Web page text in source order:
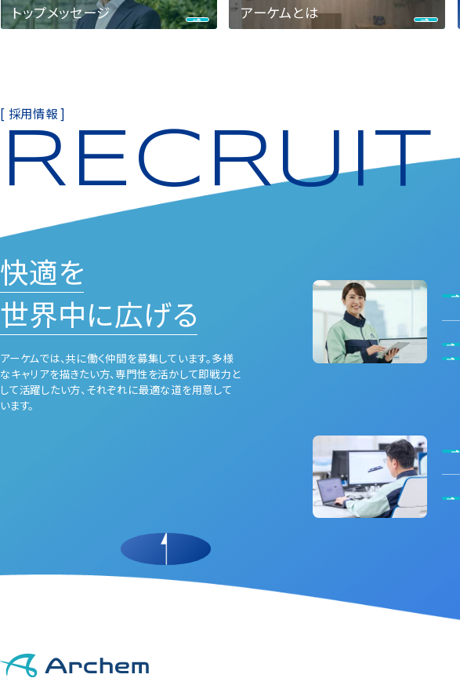
トップメッセージ アーケムとは
[ 採用情報 ]
RECRUIT
快適を
世界中に広げる
アーケムでは、共に働く仲間を募集しています。多様
なキャリアを描きたい⽅、専⾨性を活かして即戦⼒と
して活躍したい⽅、それぞれに最適な道を⽤意して
います。